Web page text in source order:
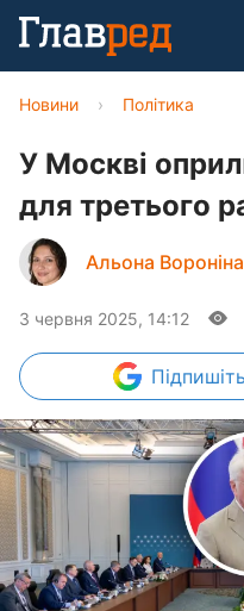
Новини › Політика
У Москві
для третього
Альона Вороніна
3 червня 2025, 14:12